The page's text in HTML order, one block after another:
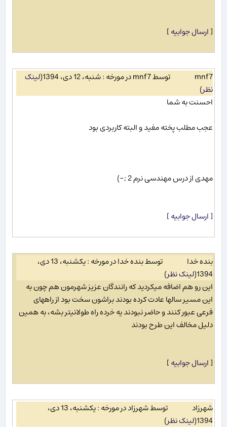
[ارسال جوابیه]
mnf7 توسط mnf7 در مورخه : شنبه، 12 دی، 1394 (لینک
نظر)
احسنت به شما
عجب مطلب پخته مفید و البته کاربردی بود
مهدی از درس مهندسی نرم 2 ;-)
[ارسال جوابیه]
بنده خدا
توسط بنده خدا در مورخه : یکشنبه، 13 دی،
1394
(لینک نظر)
این رو هم اضافه میکردید که رانندگان عزیز شهرمون هم چون به
این مسیر سالها عادت کرده بودند براشون سخت بود از راههای
فرعی عبور کنند و حاضر نبودند یه خرده راه طولانیتر بشه، به همین
دلیل مخالف این طرح بودند
[ارسال جوابیه]
شهرزاد
توسط شهرزاد در مورخه : یکشنبه، 13 دی،
1394
(لینک نظر)